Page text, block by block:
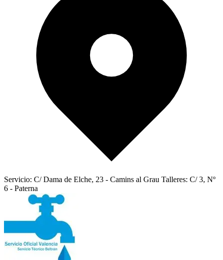
Servicio: C/ Dama de Elche, 23 - Camins al Grau Talleres: C/ 3, Nº
6 - Paterna